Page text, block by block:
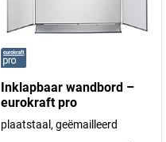
Inklapbaar wandbord –
eurokraft pro
plaatstaal, geëmailleerd